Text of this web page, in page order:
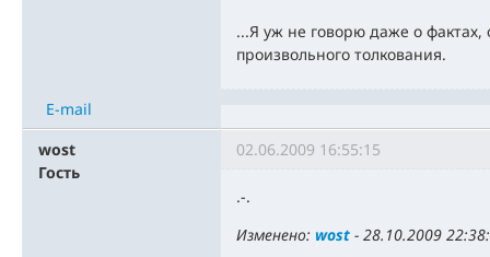
...Я уж не говорю даже о
произвольного толкования.
E-mail
wost
Гость
02.06.2009 16:55:15
.-.
Изменено: wost - 28.10.2009